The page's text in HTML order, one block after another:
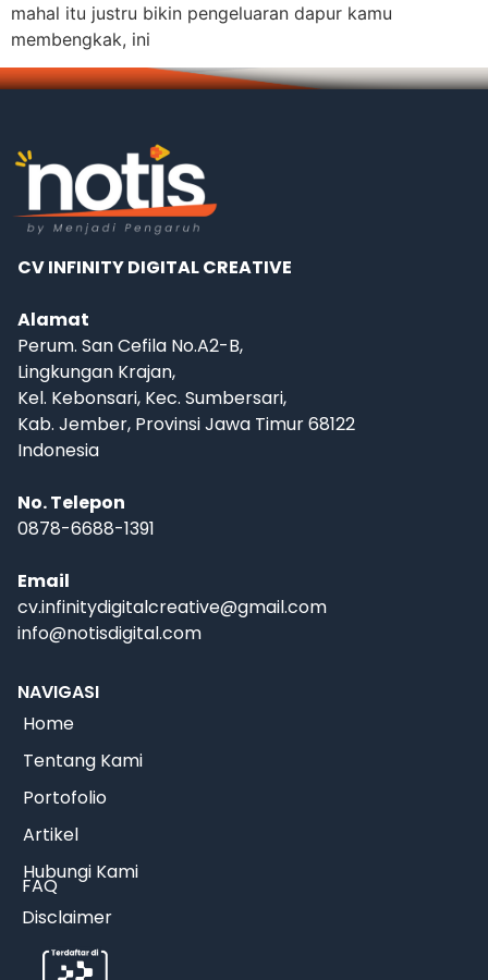
mahal itu justru bikin pengeluaran dapur kamu
membengkak, ini
CV INFINITY DIGITAL CREATIVE
Alamat
Perum. San Cefila No.A2-B,
Lingkungan Krajan,
Kel. Kebonsari, Kec. Sumbersari,
Kab. Jember, Provinsi Jawa Timur 68122
Indonesia
No. Telepon
0878-6688-1391
Email
cv.infinitydigitalcreative@gmail.com
info@notisdigital.com
NAVIGASI
Home
Tentang Kami
Portofolio
Artikel
Hubungi Kami
FAQ
Disclaimer